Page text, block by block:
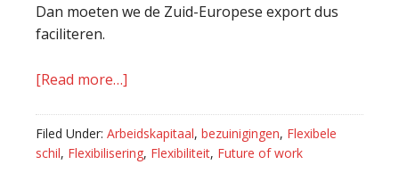
Dan moeten we de Zuid-Europese export dus
faciliteren.
[Read more…]
of
–
Filed Under: Arbeidskapitaal, bezuinigingen, Flexibele
schil, Flexibilisering, Flexibiliteit, Future of work